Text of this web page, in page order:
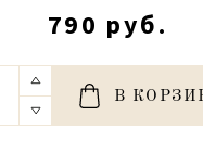
790 руб.
В